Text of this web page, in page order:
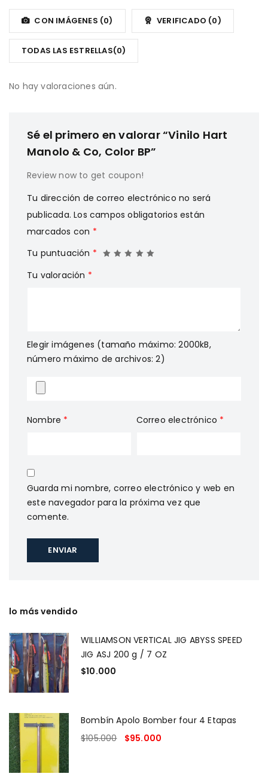
lo más vendido
WILLIAMSON VERTICAL JIG ABYSS SPEED
JIG ASJ 200 g / 7 OZ
$10.000
Bombín Apolo Bomber four 4 Etapas
$105.000 $95.000
de
con
5
CON IMÁGENES (0) VERIFICADO (0)
TODAS LAS ESTRELLAS(0)
No hay valoraciones aún.
Sé el primero en valorar “Vinilo Hart
Manolo & Co, Color BP”
Review now to get coupon!
Tu dirección de correo electrónico no será
publicada. Los campos obligatorios están
marcados con *
Tu puntuación *
Tu valoración *
Elegir imágenes (tamaño máximo: 2000kB,
número máximo de archivos: 2)
Nombre * Correo electrónico *
Guarda mi nombre, correo electrónico y web en
este navegador para la próxima vez que
comente.